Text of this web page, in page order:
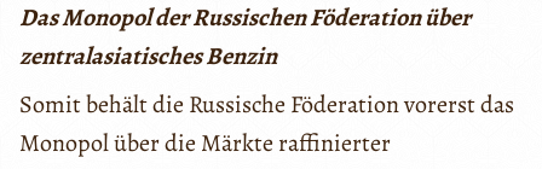
Das Monopol der Russischen Föderation über
zentralasiatisches Benzin
Somit behält die Russische Föderation vorerst das
Monopol über die Märkte raffinierter